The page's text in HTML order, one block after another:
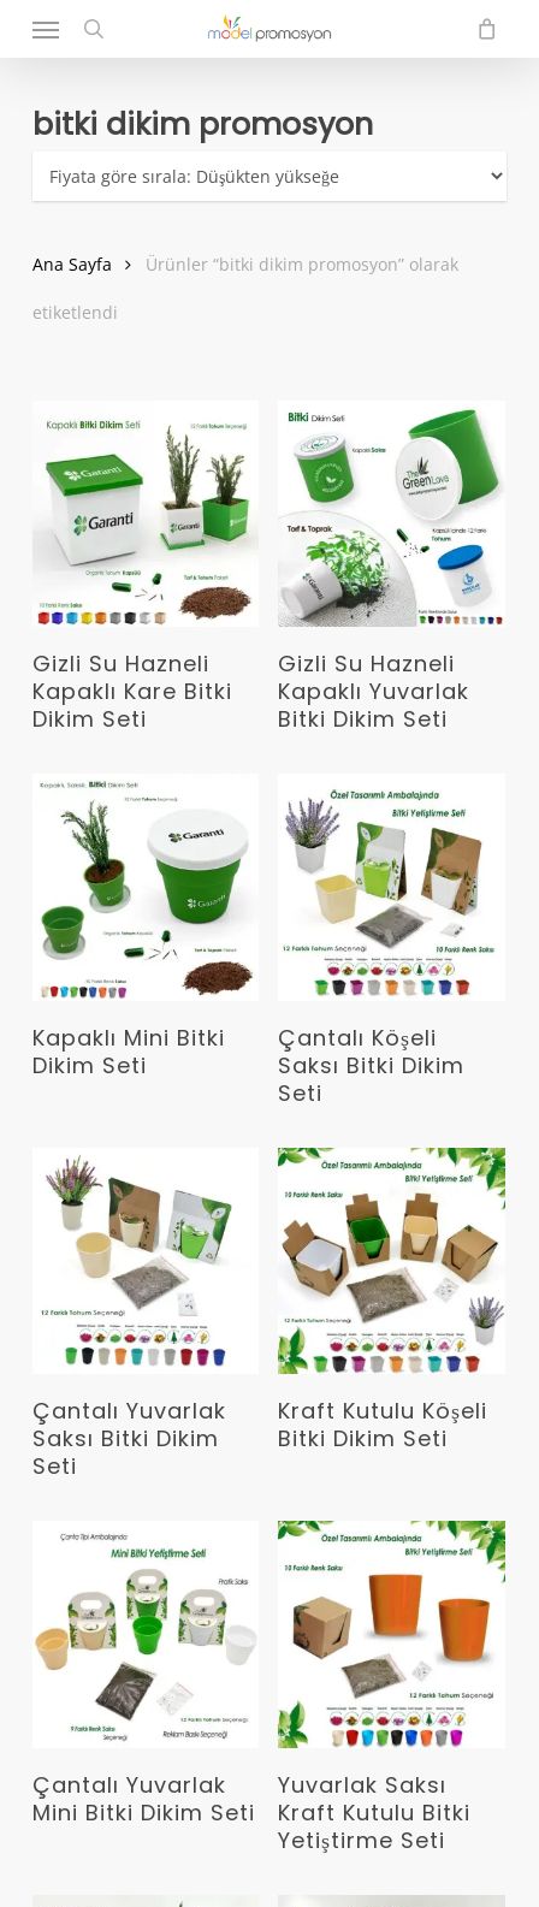
content
search
Menu
bitki dikim promosyon
Ana Sayfa Ürünler “bitki dikim promosyon” olarak
etiketlendi
Devamını Oku
Gizli Su Hazneli
Kapaklı Kare Bitki
Dikim Seti
Devamını Oku
Gizli Su Hazneli
Kapaklı Yuvarlak
Bitki Dikim Seti
Devamını Oku
Kapaklı Mini Bitki
Dikim Seti
Devamını Oku
Çantalı Köşeli
Saksı Bitki Dikim
Seti
Devamını Oku
Çantalı Yuvarlak
Saksı Bitki Dikim
Seti
Devamını Oku
Kraft Kutulu Köşeli
Bitki Dikim Seti
Devamını Oku
Çantalı Yuvarlak
Mini Bitki Dikim Seti
Devamını Oku
Yuvarlak Saksı
Kraft Kutulu Bitki
Yetiştirme Seti